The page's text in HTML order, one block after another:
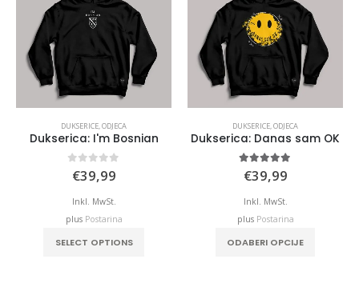
DUKSERICE,ODJECA
Dukserica: I'm Bosnian
0out of 5
€39,99
Inkl. MwSt.
plus Postarina
SELECT OPTIONS
DUKSERICE,ODJECA
Dukserica: Danas sam OK
5.00out of 5
€39,99
Inkl. MwSt.
plus Postarina
ODABERI OPCIJE